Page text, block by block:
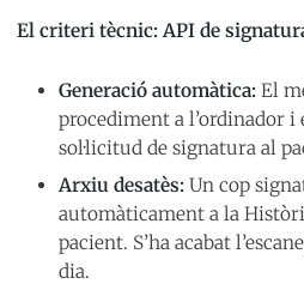
El criteri tècnic: API de
Generació automàtica: El
procediment a l’ordinador i
sol·licitud de signatura al
Arxiu desatès: Un cop
automàticament a la
pacient. S’ha acabat
dia.